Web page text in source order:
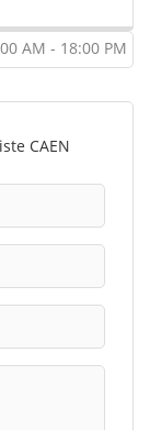
AM - 18:00 PM
CAEN